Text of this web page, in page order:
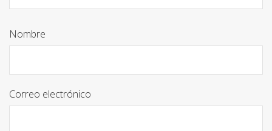
Nombre
Correo electrónico